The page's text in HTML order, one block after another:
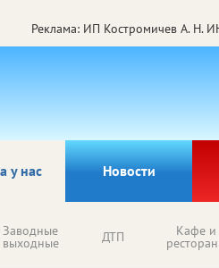
Реклама: ИП Костромичев А. Н.
у нас Новости
Заводные
выходные ДТП Кафе и